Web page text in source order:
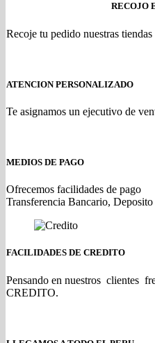
RECOJO
Recoje tu pedido nuestras
ATENCION PERSONALIZADO
Te asignamos un ejecutivo de
MEDIOS DE PAGO
Ofrecemos facilidades de pago
Transferencia Bancario,
FACILIDADES DE CREDITO
Pensando en nuestros clientes
CREDITO.